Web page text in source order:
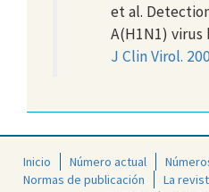
et al.
A(H1N1) virus
J Clin Virol.
Inicio Número actual
Normas de publicación
La